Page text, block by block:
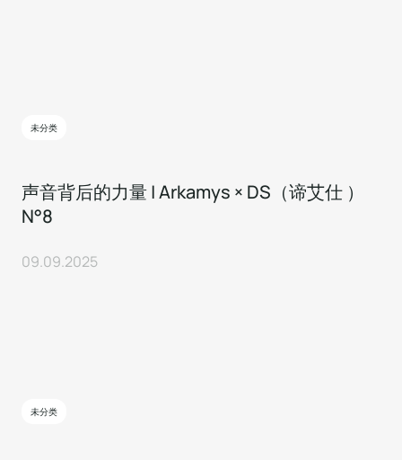
未分类
声音背后的力量 | Arkamys × DS（谛艾仕 ）
N°8
09.09.2025
未分类